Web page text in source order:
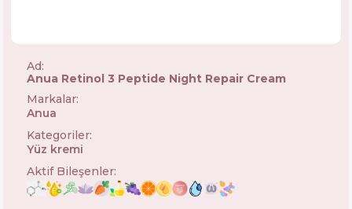
Ad:
Anua Retinol 3 Peptide Night Repair Cream
Markalar:
Anua
Kategoriler:
Yüz kremi
Aktif Bileşenler: